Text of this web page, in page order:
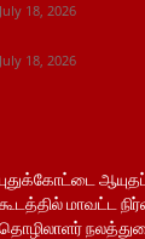
July 18, 2026
July 18, 2026
புதுக்கோட்டை
கூடத்தில் மாவட்ட
தொழிலாளர்